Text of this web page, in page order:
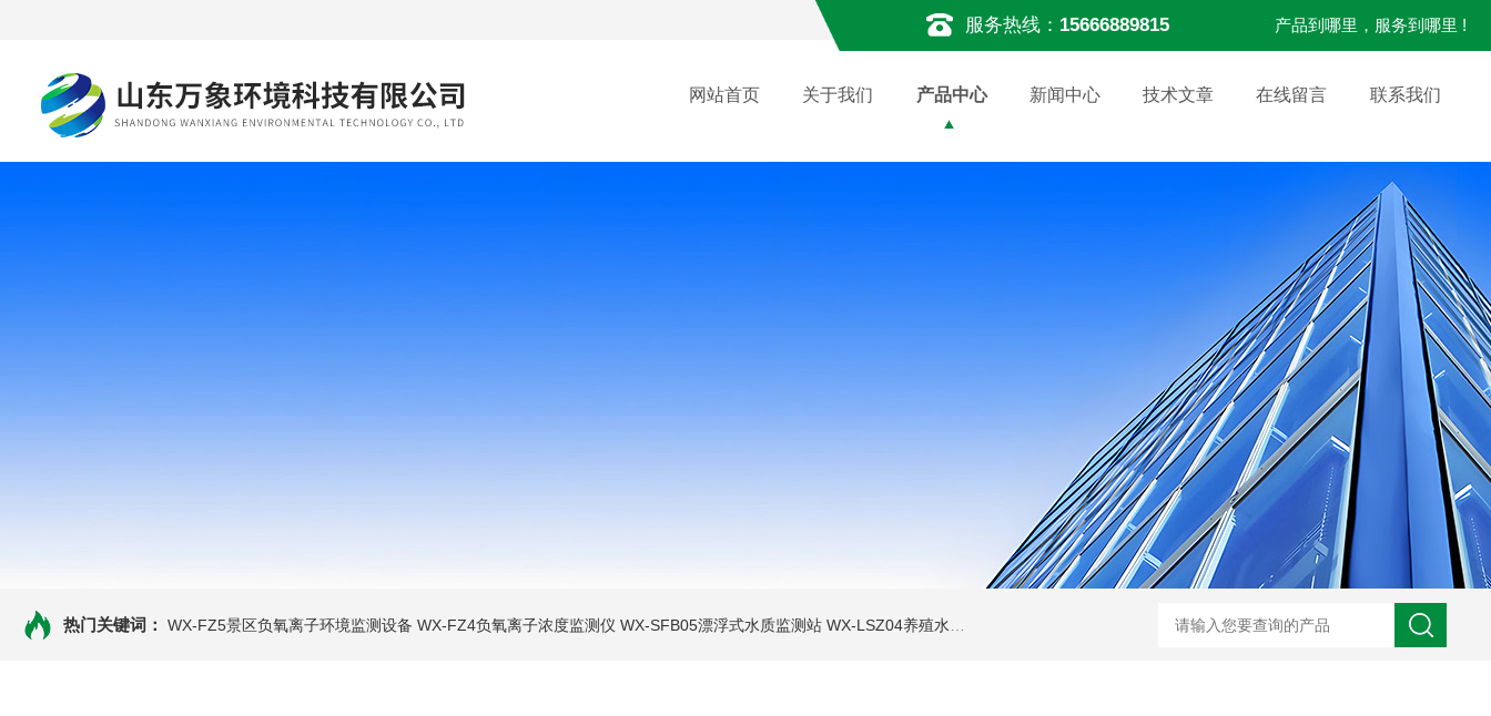
服务热线： 15666889815 产品到哪里，服务到哪里 !
网站首页 关于我们 产品中心 新闻中心 技术文章 在线留言 联系我们
热门关键词： WX-FZ5景区负氧离子环境监测设备 WX-FZ4负氧离子浓度监测仪 WX-SFB05漂浮式水质监测站 WX-LSZ04养殖水质监测设备 WX-WMSM微型多参数水质监测站 WX-BN20能见度监测仪